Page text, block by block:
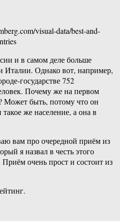
visual-data/best-and-
и в самом деле больше
Италии. Однако вот, например,
государстве 752
Почему же на первом
Может быть, потому что он
же население, а она в
вам про очередной приём из
я назвал в честь этого
очень прост и состоит из